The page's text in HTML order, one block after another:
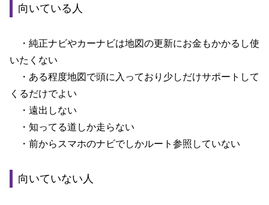
向いている人
・純正ナビやカーナビは地図の更新にお金もかかるし使
いたくない
・ある程度地図で頭に入っており少しだけサポートして
くるだけでよい
・遠出しない
・知ってる道しか走らない
・前からスマホのナビでしかルート参照していない
向いていない人